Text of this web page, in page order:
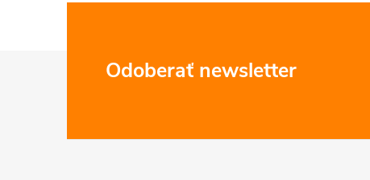
Odoberať newsletter